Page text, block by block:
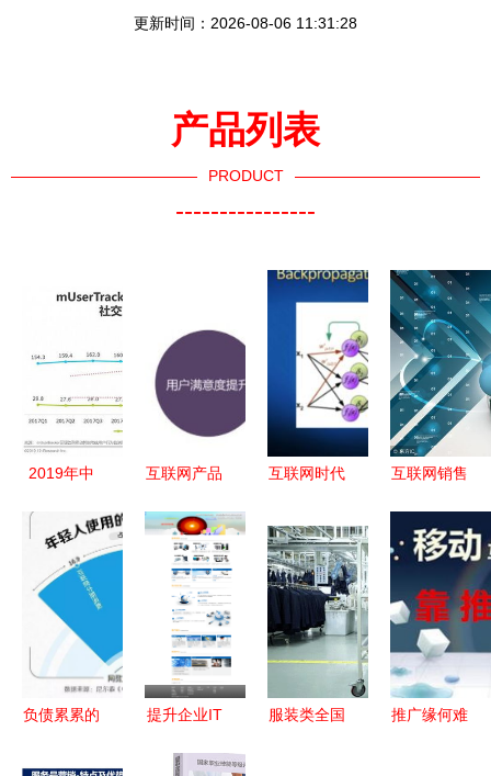
更新时间：2026-08-06 11:31:28
产品列表
PRODUCT
----------------
2019年中
交企业营销
策略白皮书
信息技术咨
询服务
互联网产品
与信息技术
咨询策略
互联网时代
趋势 解析
天狼网
gd188.cn
的百大行业
互联网销售
零售营销产
品的核心特
点解析
负债累累的
提升企业IT
服装类全国
推广缘何难